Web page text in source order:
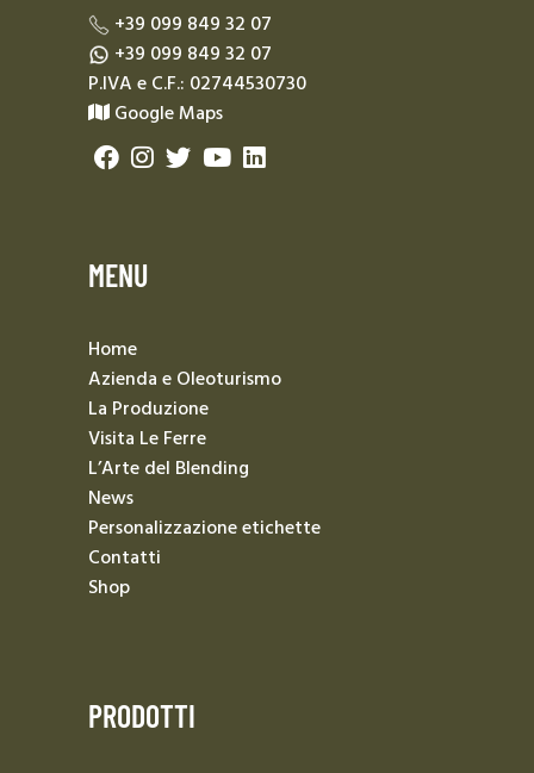
+39 099 849 32 07
+39 099 849 32 07
P.IVA e C.F.: 02744530730
Google Maps
MENU
Home
Azienda e Oleoturismo
La Produzione
Visita Le Ferre
L’Arte del Blending
News
Personalizzazione etichette
Contatti
Shop
PRODOTTI